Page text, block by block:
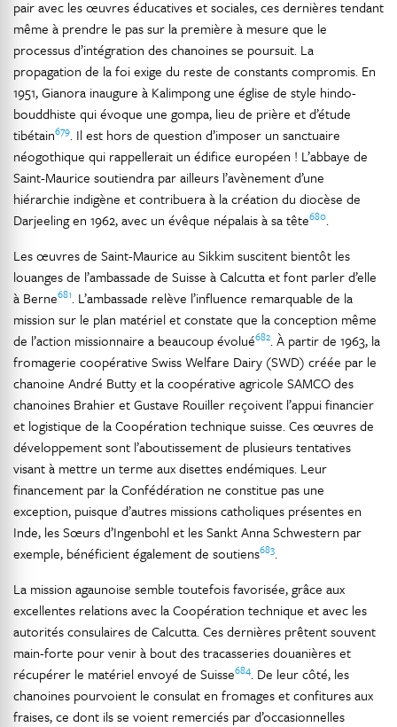
pair avec les œuvres éducatives et sociales, ces dernières tendant
même à prendre le pas sur la première à mesure que le
processus d’intégration des chanoines se poursuit. La
propagation de la foi exige du reste de constants compromis. En
1951, Gianora inaugure à Kalimpong une église de style hindo-
bouddhiste qui évoque une gompa, lieu de prière et d’étude
tibétain679. Il est hors de question d’imposer un sanctuaire
néogothique qui rappellerait un édifice européen ! L’abbaye de
Saint-Maurice soutiendra par ailleurs l’avènement d’une
hiérarchie indigène et contribuera à la création du diocèse de
Darjeeling en 1962, avec un évêque népalais à sa tête680.
Les œuvres de Saint-Maurice au Sikkim suscitent bientôt les
louanges de l’ambassade de Suisse à Calcutta et font parler d’elle
à Berne681. L’ambassade relève l’influence remarquable de la
mission sur le plan matériel et constate que la conception même
de l’action missionnaire a beaucoup évolué682. À partir de 1963, la
fromagerie coopérative Swiss Welfare Dairy (SWD) créée par le
chanoine André Butty et la coopérative agricole SAMCO des
chanoines Brahier et Gustave Rouiller reçoivent l’appui financier
et logistique de la Coopération technique suisse. Ces œuvres de
développement sont l’aboutissement de plusieurs tentatives
visant à mettre un terme aux disettes endémiques. Leur
financement par la Confédération ne constitue pas une
exception, puisque d’autres missions catholiques présentes en
Inde, les Sœurs d’Ingenbohl et les Sankt Anna Schwestern par
exemple, bénéficient également de soutiens683.
La mission agaunoise semble toutefois favorisée, grâce aux
excellentes relations avec la Coopération technique et avec les
autorités consulaires de Calcutta. Ces dernières prêtent souvent
main-forte pour venir à bout des tracasseries douanières et
récupérer le matériel envoyé de Suisse684. De leur côté, les
chanoines pourvoient le consulat en fromages et confitures aux
fraises, ce dont ils se voient remerciés par d’occasionnelles